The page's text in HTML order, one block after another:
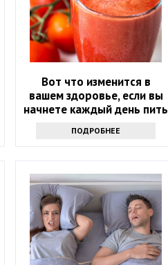
Вот что изменится в
вашем здоровье, если вы
начнете каждый день пить
томатный сок
ПОДРОБНЕЕ